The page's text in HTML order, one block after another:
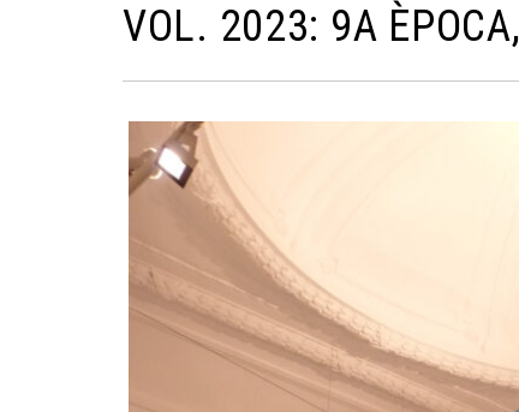
VOL. 2023: 9A